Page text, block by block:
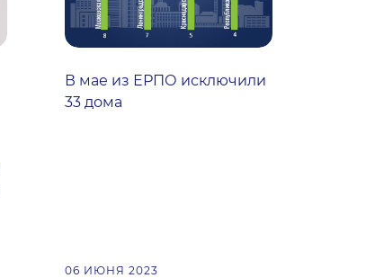
В мае из ЕРПО исключили
33 дома
06 ИЮНЯ 2023